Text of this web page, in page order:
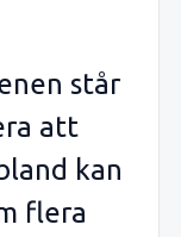
står
att
kan
flera